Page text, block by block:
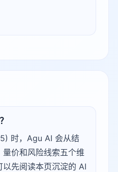
时，Agu AI 会从结
价和风险线索五个维
先阅读本页沉淀的 AI